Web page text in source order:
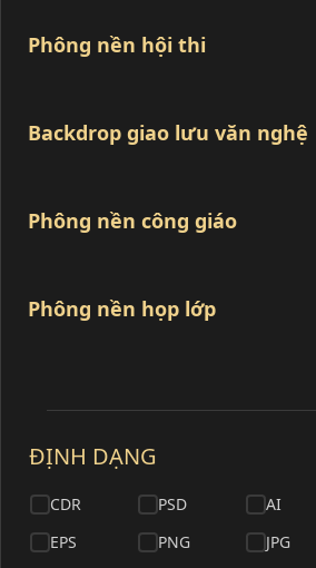
Phông nền hội thi
Backdrop giao lưu văn nghệ
Phông nền công giáo
Phông nền họp lớp
ĐỊNH DẠNG
CDR PSD
AI
EPS
PNG
JPG